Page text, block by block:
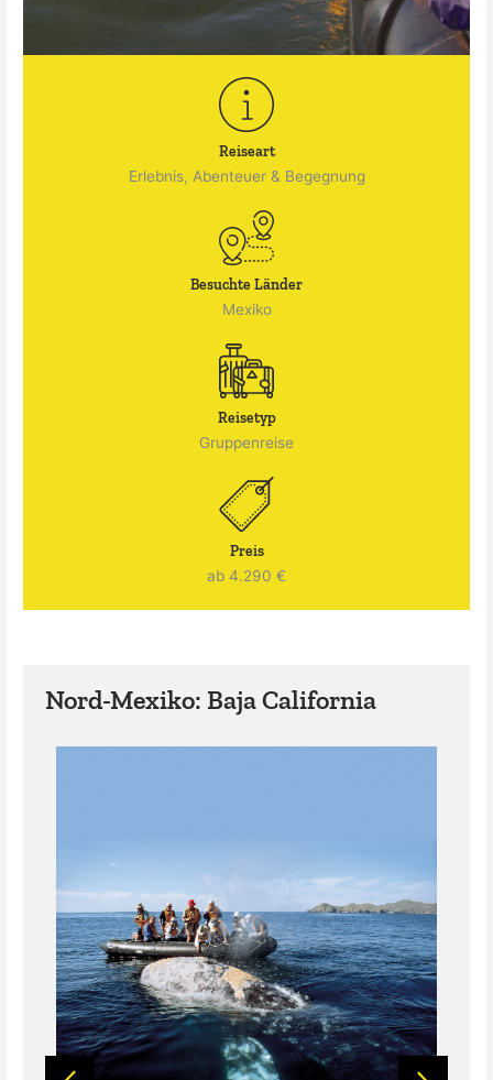
Reiseart
Erlebnis, Abenteuer & Begegnung
Besuchte Länder
Mexiko
Reisetyp
Gruppenreise
Preis
ab 4.290 €
Nord-Mexiko: Baja California